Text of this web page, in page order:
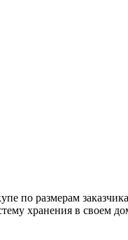
по размерам
хранения в